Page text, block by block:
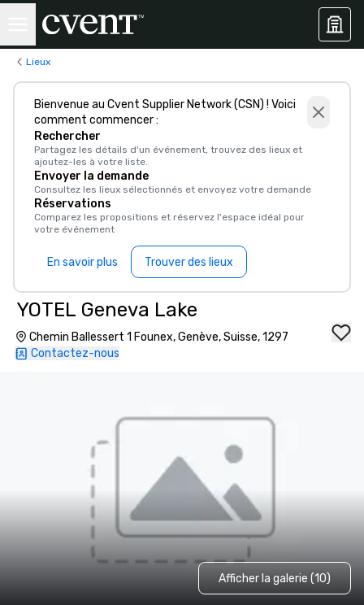
Lieux
Bienvenue au Cvent Supplier Network (CSN) ! Voici
comment commencer :
Rechercher
Partagez les détails d'un événement, trouvez des lieux et
ajoutez-les à votre liste.
Envoyer la demande
Consultez les lieux sélectionnés et envoyez votre demande
Réservations
Comparez les propositions et réservez l'espace idéal pour
votre événement
En savoir plus Trouver des lieux
YOTEL Geneva Lake
Chemin Ballessert 1 Founex, Genève, Suisse, 1297
Contactez-nous
Afficher la galerie (10)